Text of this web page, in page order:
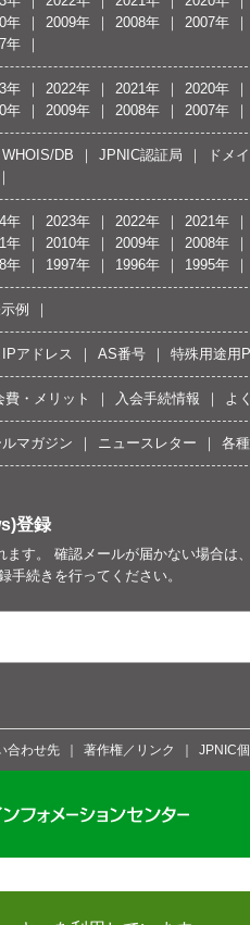
年 2009年 2008年 2007年
年
年 2022年 2021年 2020年
年 2009年 2008年 2007年
WHOIS/DB JPNIC認証局 ドメ
年 2023年 2022年 2021年
年 2010年 2009年 2008年
年 1997年 1996年 1995年
例
IPアドレス AS番号 特殊用途用
・メリット 入会手続情報 よ
ルマガジン ニュースレター 各
登録
す。 確認メールが届かない場合は
手続きを行ってください。
合わせ先 著作権／リンク JPNIC